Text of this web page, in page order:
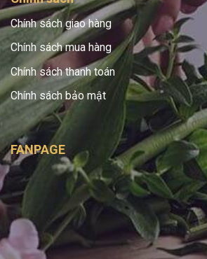
Chính sách giao hàng
Chính sách mua hàng
Chính sách thanh toán
Chính sách bảo mật
FANPAGE